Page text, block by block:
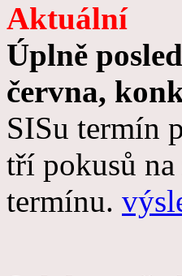
Aktuální
Úplně
června,
SISu termín
tří pokusů
termínu.